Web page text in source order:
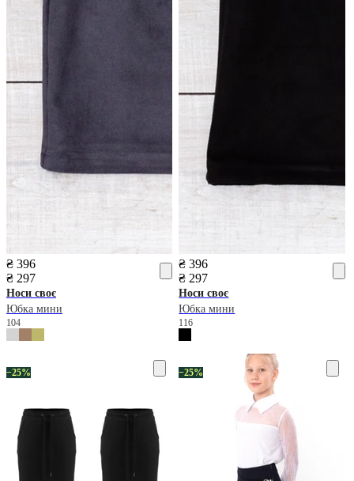
₴ 396
₴ 297
Носи своє
Юбка мини
104
₴ 396
₴ 297
Носи своє
Юбка мини
116
−25% −25%